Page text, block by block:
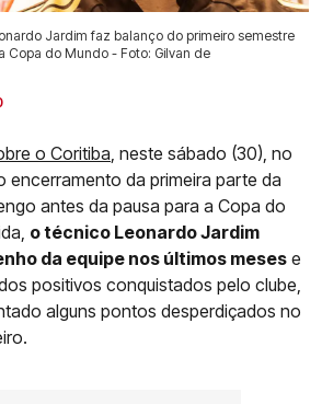
Jardim faz balanço do primeiro semestre
Copa do Mundo - Foto: Gilvan de
o Coritiba , neste sábado (30), no
encerramento da primeira parte da
antes da pausa para a Copa do
o técnico Leonardo Jardim
da equipe nos últimos meses e
positivos conquistados pelo clube,
alguns pontos desperdiçados no